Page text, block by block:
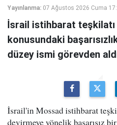
Yayınlanma: 07 Ağustos 2026 Cuma
İsrail istihbarat teşkilatı
konusundaki
düzey ismi görevden
İsrail'in Mossad istihbarat
devirmeye yönelik başarısız